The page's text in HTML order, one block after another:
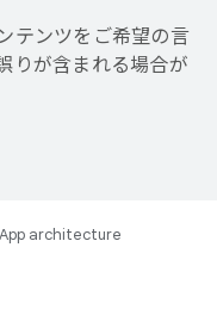
テンツをご希望の言
りが含まれる場合が
App architecture